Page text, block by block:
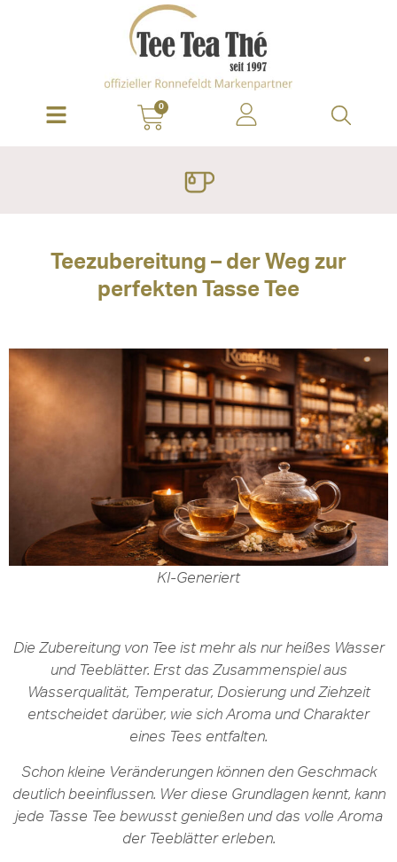
0
Teezubereitung – der Weg zur
perfekten Tasse Tee
KI-Generiert
Die Zubereitung von Tee ist mehr als nur heißes Wasser
und Teeblätter. Erst das Zusammenspiel aus
Wasserqualität, Temperatur, Dosierung und Ziehzeit
entscheidet darüber, wie sich Aroma und Charakter
eines Tees entfalten.
Schon kleine Veränderungen können den Geschmack
deutlich beeinflussen. Wer diese Grundlagen kennt, kann
jede Tasse Tee bewusst genießen und das volle Aroma
der Teeblätter erleben.